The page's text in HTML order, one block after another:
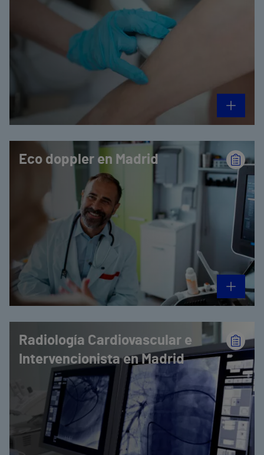
Eco doppler en Madrid
Radiología Cardiovascular e
Intervencionista en Madrid